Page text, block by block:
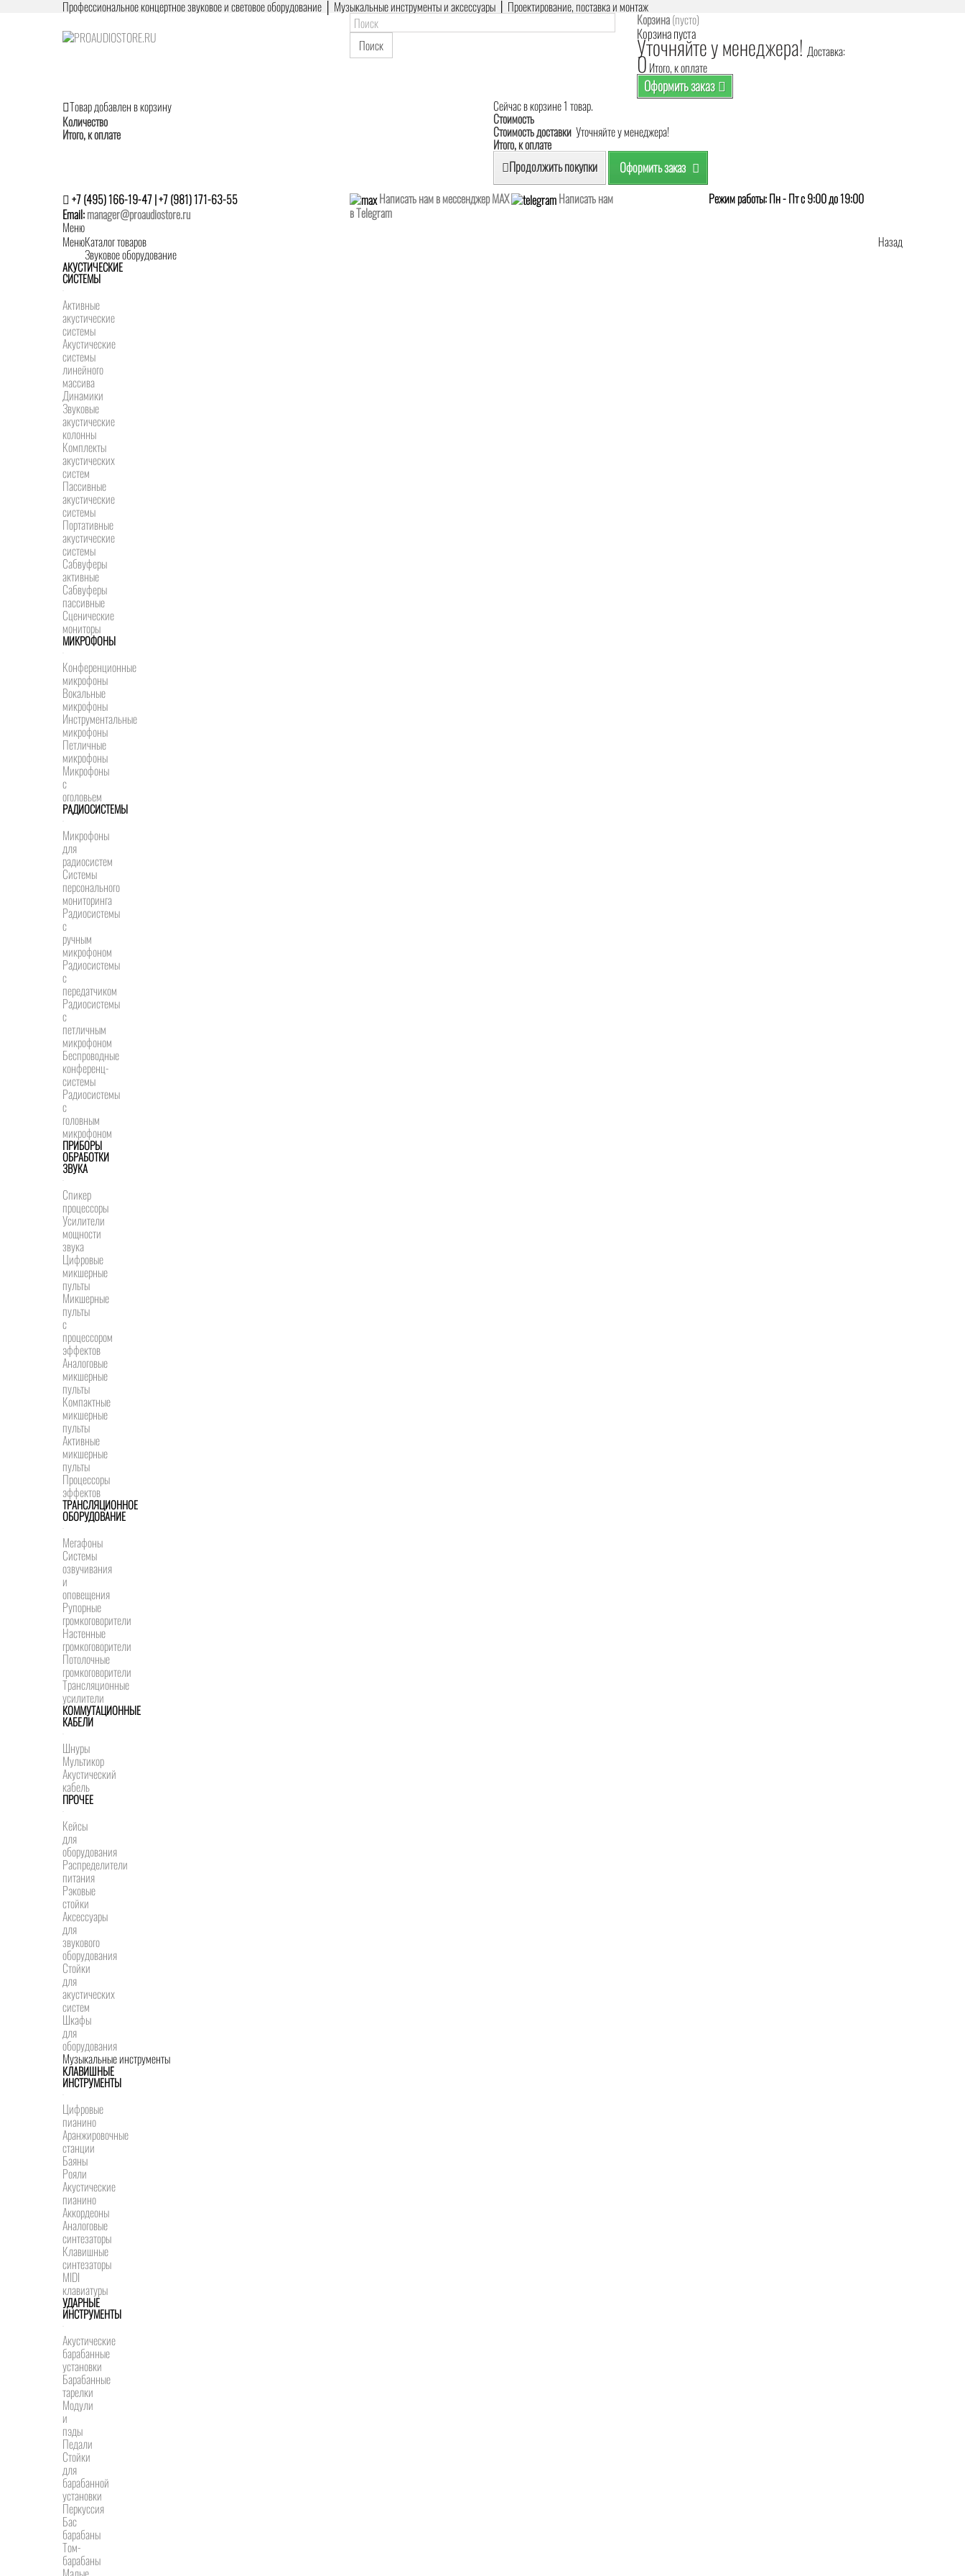
Профессиональное концертное звуковое и световое оборудование │ Музыкальные инструменты и аксессуары │ Проектирование, поставка и монтаж
Поиск
Корзина(пусто)
Корзина пуста
Уточняйте у менеджера! Доставка:
0 Итого, к оплате
Оформить заказ
Товар добавлен в корзину
Количество
Итого, к оплате
Сейчас в корзине 1 товар.
Стоимость
Стоимость доставки Уточняйте у менеджера!
Итого, к оплате
Продолжить покупки Оформить заказ
+7 (495) 166-19-47 | +7 (981) 171-63-55
Email:manager@proaudiostore.ru
Написать нам в мессенджер MAX
Написать нам
в Telegram
Режим работы: Пн - Пт с 9:00 до 19:00
Меню
Меню
Назад
Каталог товаров
Звуковое оборудование
АКУСТИЧЕСКИЕ
СИСТЕМЫ
Активные
акустические
системы
Акустические
системы
линейного
массива
Динамики
Звуковые
акустические
колонны
Комплекты
акустических
систем
Пассивные
акустические
системы
Портативные
акустические
системы
Сабвуферы
активные
Сабвуферы
пассивные
Сценические
мониторы
МИКРОФОНЫ
Конференционные
микрофоны
Вокальные
микрофоны
Инструментальные
микрофоны
Петличные
микрофоны
Микрофоны
с
оголовьем
РАДИОСИСТЕМЫ
Микрофоны
для
радиосистем
Системы
персонального
мониторинга
Радиосистемы
c
ручным
микрофоном
Радиосистемы
с
передатчиком
Радиосистемы
с
петличным
микрофоном
Беспроводные
конференц-
системы
Радиосистемы
с
головным
микрофоном
ПРИБОРЫ
ОБРАБОТКИ
ЗВУКА
Спикер
процессоры
Усилители
мощности
звука
Цифровые
микшерные
пульты
Микшерные
пульты
с
процессором
эффектов
Аналоговые
микшерные
пульты
Компактные
микшерные
пульты
Активные
микшерные
пульты
Процессоры
эффектов
ТРАНСЛЯЦИОННОЕ
ОБОРУДОВАНИЕ
Мегафоны
Системы
озвучивания
и
оповещения
Рупорные
громкоговорители
Настенные
громкоговорители
Потолочные
громкоговорители
Трансляционные
усилители
КОММУТАЦИОННЫЕ
КАБЕЛИ
Шнуры
Мультикор
Акустический
кабель
ПРОЧЕЕ
Кейсы
для
оборудования
Распределители
питания
Рэковые
стойки
Аксессуары
для
звукового
оборудования
Стойки
для
акустических
систем
Шкафы
для
оборудования
Музыкальные инструменты
КЛАВИШНЫЕ
ИНСТРУМЕНТЫ
Цифровые
пианино
Аранжировочные
станции
Баяны
Рояли
Акустические
пианино
Аккордеоны
Аналоговые
синтезаторы
Клавишные
синтезаторы
MIDI
клавиатуры
УДАРНЫЕ
ИНСТРУМЕНТЫ
Акустические
барабанные
установки
Барабанные
тарелки
Модули
и
пэды
Педали
Стойки
для
барабанной
установки
Перкуссия
Бас
барабаны
Том-
барабаны